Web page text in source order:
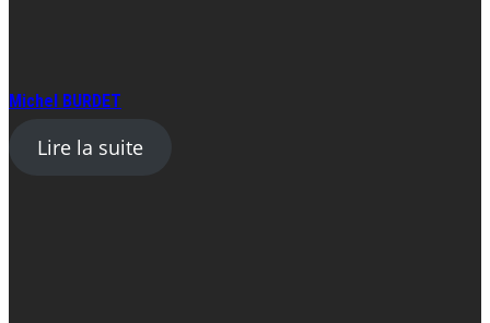
Michel BURDET
Lire la suite